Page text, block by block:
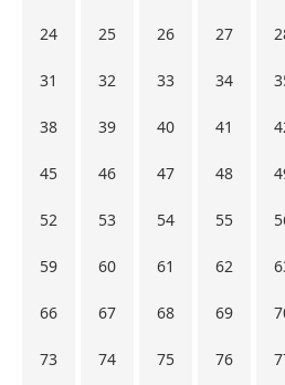
24 25 26 27
31 32 33 34
38 39 40 41
45 46 47 48
52 53 54 55
59 60 61 62
66 67 68 69
73 74 75 76